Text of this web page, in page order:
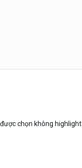
chọn không highlight.